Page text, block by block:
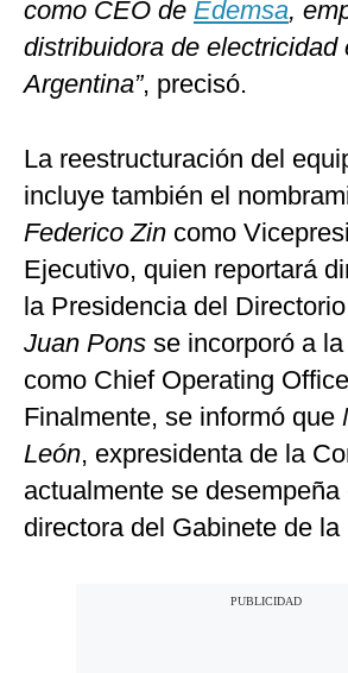
como CEO de Edemsa,
distribuidora de electricidad
Argentina”, precisó.
La reestructuración del
incluye también el
Federico Zin como
Ejecutivo, quien reportará
la Presidencia del
Juan Pons se incorporó a
como Chief Operating
Finalmente, se informó que
León, expresidenta de la
actualmente se desempeña
directora del Gabinete de